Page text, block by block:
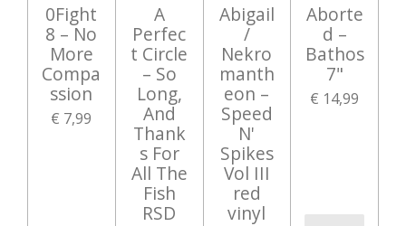
0Fight
8 ‎– No
More
Compa
ssion
€ 7,99
A
Perfec
t Circle
‎– So
Long,
And
Thank
s For
All The
Fish
RSD
Abigail
/
Nekro
manth
eon ‎–
Speed
N'
Spikes
Vol III
red
vinyl
Aborte
d ‎–
Bathos
7"
€ 14,99